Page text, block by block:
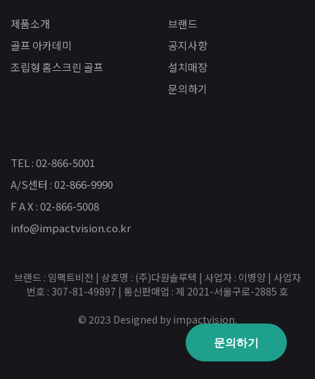
제품소개
골프 아카데미
조립형 홈스크린 골프
브랜드
공지사항
설치매장
문의하기
TEL : 02-866-5001
A/S센터 : 02-866-9990
F A X : 02-866-5008
info@impactvision.co.kr
브랜드 : 임팩트비전 | 상호명 : (주)다원솔루텍 | 사업자 : 이병양 | 사업자
번호 : 307-81-49897 | 통신판매업 : 제 2021-서울구로-2885 호
© 2023 Designed by impactvision.
문의하기